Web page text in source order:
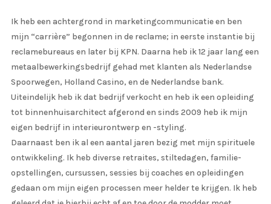
Ik heb een achtergrond in marketingcommunicatie en ben
mijn “carrière” begonnen in de reclame; in eerste instantie bij
reclamebureaus en later bij KPN. Daarna heb ik 12 jaar lang een
metaalbewerkingsbedrijf gehad met klanten als Nederlandse
Spoorwegen, Holland Casino, en de Nederlandse bank.
Uiteindelijk heb ik dat bedrijf verkocht en heb ik een opleiding
tot binnenhuisarchitect afgerond en sinds 2009 heb ik mijn
eigen bedrijf in interieurontwerp en -styling.
Daarnaast ben ik al een aantal jaren bezig met mijn spirituele
ontwikkeling. Ik heb diverse retraites, stiltedagen, familie-
opstellingen, cursussen, sessies bij coaches en opleidingen
gedaan om mijn eigen processen meer helder te krijgen. Ik heb